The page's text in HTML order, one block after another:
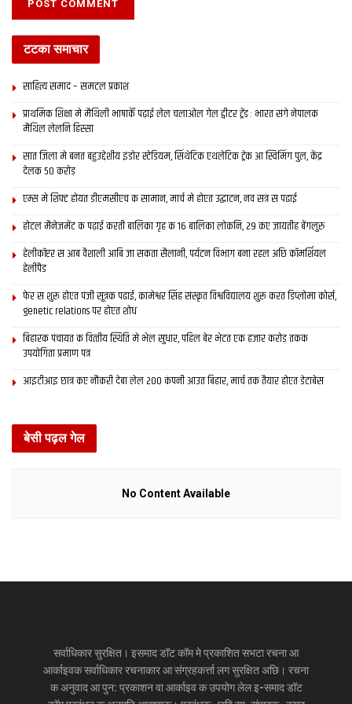
Tags: bihar politics
टटका समाचार
साहित्य समाद – समटल प्रकाश
प्राथमिक शि‍क्षा मे मैथि‍ली भाषाकेँ पढ़ाई लेल चलाओल गेल ट्वीटर ट्रेंड : भारत संगे नेपालक
मैथिल लेलनि हिस्सा
सात जिला मे बनत बहुउद्देशीय इंडोर स्‍टेडि‍यम, सिंथेटिक एथलेटिक ट्रेक आ स्विमिंग पुल, केंद्र
देलक 50 करोड़
एम्स मे शिफ्ट होयत डीएमसीएच क सामान, मार्च मे होएत उद्घाटन, नव सत्र स पढाई
होटल मैनेजमेंट क पढ़ाई करती बालिका गृह क 16 बालिका लोकनि, 29 कए जायतीह बेंगलुरु
हेलीकॉप्टर स आब वैशाली आबि जा सकता सैलानी, पर्यटन विभाग बना रहल अछि कॉमर्शियल
हेलीपैड
फेर स शुरू होएत पंजी सूत्रक पढाई, कामेश्वर सिंह संस्कृत विश्वविद्यालय शुरू करत डिप्लोमा कोर्स,
genetic relations पर होएत शोध
बिहारक पंचायत क वित्‍तीय स्थिति मे भेल सुधार, पहिल बेर भेटत एक हजार करोड़ तकक
उपयोगिता प्रमाण पत्र
आइटीआइ छात्र कए नौकरी देबा लेल 200 कंपनी आउत बिहार, मार्च तक तैयार होएत डेटाबेस
बेसी पढ़ल गेल
No Content Available
सर्वाधिकार सुरक्षित। इसमाद डॉट कॉम मे प्रकाशित सभटा रचना आ
आर्काइवक सर्वाधिकार रचनाकार आ संग्रहकर्त्ता लग सुरक्षित अछि। रचना
क अनुवाद आ पुन: प्रकाशन वा आर्काइव क उपयोग लेल इ-समाद डॉट